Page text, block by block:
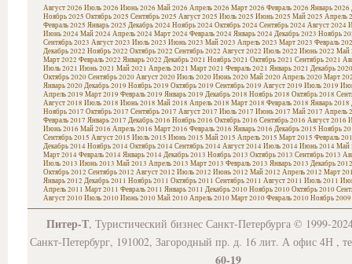
Август 2026 Июль 2026 Июнь 2026 Май 2026 Апрель 2026 Март 2026 Февраль 2026 Январь 2026
Ноябрь 2025 Октябрь 2025 Сентябрь 2025 Август 2025 Июль 2025 Июнь 2025 Май 2025 Апрель
Февраль 2025 Январь 2025 Декабрь 2024Ноябрь 2024Октябрь 2024Сентябрь 2024Август 2024
Июнь 2024Май 2024Апрель 2024Март 2024Февраль 2024Январь 2024Декабрь 2023 Ноябрь
Сентябрь 2023 Август 2023 Июль 2023 Июнь 2023 Май 2023 Апрель 2023 Март 2023 Февраль
Декабрь 2022 Ноябрь 2022 Октябрь 2022 Сентябрь 2022 Август 2022 Июль 2022 Июнь 2022 Май
Март 2022 Февраль 2022 Январь 2022 Декабрь 2021 Ноябрь 2021 Октябрь 2021 Сентябрь 2021
Июль 2021 Июнь 2021 Май 2021 Апрель 2021 Март 2021 Февраль 2021 Январь 2021 Декабрь 2020
Октябрь 2020Сентябрь 2020Август 2020Июль 2020Июнь 2020Май 2020Апрель 2020Март
Январь 2020Декабрь 2019 Ноябрь 2019 Октябрь 2019 Сентябрь 2019 Август 2019 Июль 2019
Апрель 2019 Март 2019 Февраль 2019 Январь 2019 Декабрь 2018 Ноябрь 2018 Октябрь 2018
Август 2018 Июль 2018 Июнь 2018 Май 2018 Апрель 2018 Март 2018 Февраль 2018 Январь 2018
Ноябрь 2017 Октябрь 2017 Сентябрь 2017 Август 2017 Июль 2017 Июнь 2017 Май 2017 Апрель
Февраль 2017 Январь 2017 Декабрь 2016 Ноябрь 2016 Октябрь 2016 Сентябрь 2016 Август 2016
Июнь 2016 Май 2016 Апрель 2016 Март 2016 Февраль 2016 Январь 2016 Декабрь 2015 Ноябрь
Сентябрь 2015 Август 2015 Июль 2015 Июнь 2015 Май 2015 Апрель 2015 Март 2015 Февраль
Декабрь 2014Ноябрь 2014Октябрь 2014Сентябрь 2014Август 2014Июль 2014Июнь 2014Май
Март 2014Февраль 2014Январь 2014Декабрь 2013 Ноябрь 2013 Октябрь 2013 Сентябрь 2013
Июль 2013 Июнь 2013 Май 2013 Апрель 2013 Март 2013 Февраль 2013 Январь 2013 Декабрь 2012
Октябрь 2012 Сентябрь 2012 Август 2012 Июль 2012 Июнь 2012 Май 2012 Апрель 2012 Март
Январь 2012 Декабрь 2011 Ноябрь 2011 Октябрь 2011 Сентябрь 2011 Август 2011 Июль 2011
Апрель 2011 Март 2011 Февраль 2011 Январь 2011 Декабрь 2010Ноябрь 2010Октябрь 2010
Август 2010Июль 2010Июнь 2010Май 2010Апрель 2010Март 2010Февраль 2010Ноябрь 2009
Питер-Т, Туристический бизнес Санкт-Петербурга © 1999-
Санкт-Петербург, 191002, Загородный пр. д. 16 лит. А офис 4Н ,
60-19